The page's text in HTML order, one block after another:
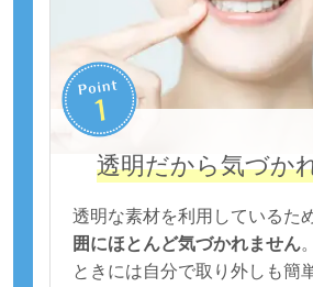
透明だから気づか
透明な素材を利用しているた
囲にほとんど気づかれません
ときには自分で取り外しも簡